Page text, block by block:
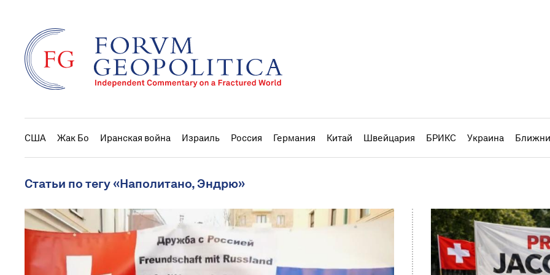
США Жак Бо Иранская война Израиль Россия Германия Китай Швейцария БРИКС Украина
Статьи по тегу «Наполитано, Эндрю»